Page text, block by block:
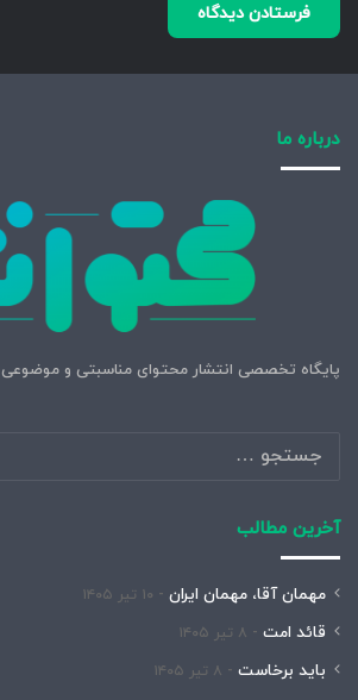
درباره ما
پایگاه تخصصی انتشار محتوای مناسبتی و موضوعی
آخرین مطالب
مهمان آقا، مهمان ایران ۱۰ تیر ۱۴۰۵
قائد امت ۸ تیر ۱۴۰۵
باید برخاست ۸ تیر ۱۴۰۵